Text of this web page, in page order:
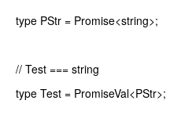
type PStr = Promise<string>;
// Test === string
type Test = PromiseVal<PStr>;